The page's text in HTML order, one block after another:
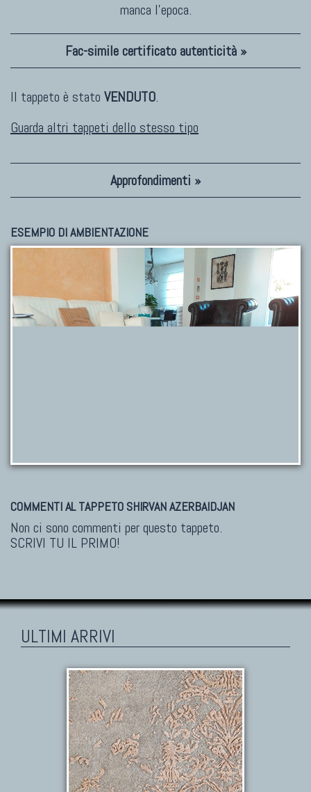
manca l'epoca.
Fac-simile certificato autenticità »
Il tappeto è stato VENDUTO.
Guarda altri tappeti dello stesso tipo
Approfondimenti »
ESEMPIO DI AMBIENTAZIONE
COMMENTI AL TAPPETO SHIRVAN AZERBAIDJAN
Non ci sono commenti per questo tappeto.
SCRIVI TU IL PRIMO!
ULTIMI ARRIVI